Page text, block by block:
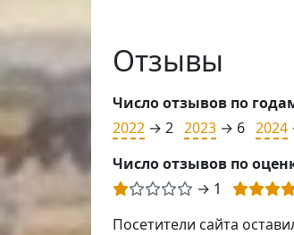
Отзывы
Число отзывов по
2022 → 2 2023 → 6 2024
Число отзывов по
→ 1
Посетители сайта